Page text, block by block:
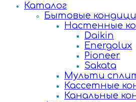
Каталог
Бытовые
Настенные
Daikin
Energolux
Pioneer
Sakata
Мульти
Кассетные
Канальные